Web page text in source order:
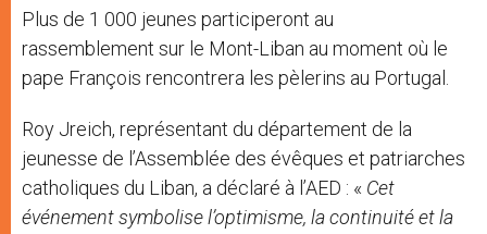
Plus de 1 000 jeunes participeront au
rassemblement sur le Mont-Liban au moment où le
pape François rencontrera les pèlerins au Portugal.
Roy Jreich, représentant du département de la
jeunesse de l’Assemblée des évêques et patriarches
catholiques du Liban, a déclaré à l’AED : « Cet
événement symbolise l’optimisme, la continuité et la